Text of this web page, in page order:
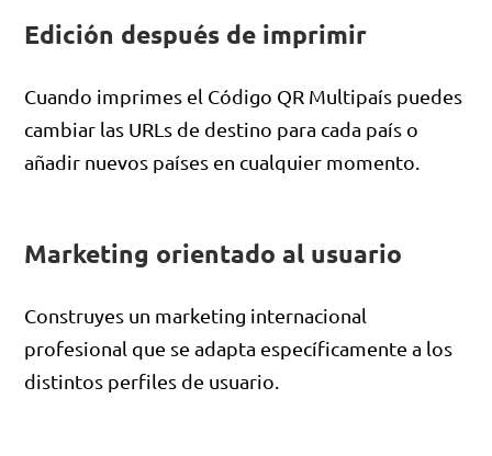
Edición después de imprimir
Cuando imprimes el Código QR Multipaís puedes
cambiar las URLs de destino para cada país o
añadir nuevos países en cualquier momento.
Marketing orientado al usuario
Construyes un marketing internacional
profesional que se adapta específicamente a los
distintos perfiles de usuario.